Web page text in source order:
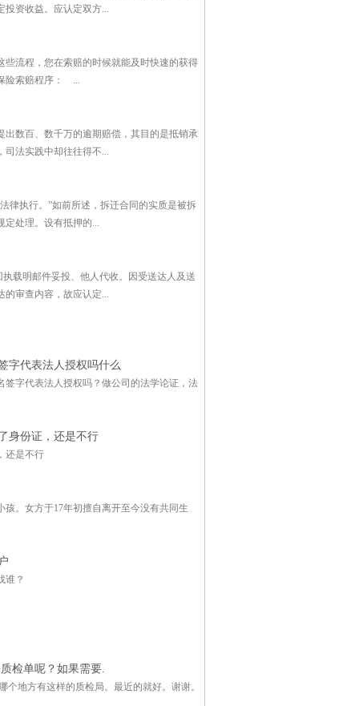
投资收益。应认定双方...
流程，您在索赔的时候就能及时快速的获得
险索赔程序： ...
数百、数千万的逾期赔偿，其目的是抵销承
司法实践中却往往得不...
律执行。”如前所述，拆迁合同的实质是被拆
定处理。设有抵押的...
载明邮件妥投、他人代收。因受送达人及送
的审查内容，故应认定...
字代表法人授权吗什么
字代表法人授权吗？做公司的法学论证，法
身份证，还是不行
还是不行
。女方于17年初擅自离开至今没有共同生
谁？
检单呢？如果需要.
地方有这样的质检局。最近的就好。谢谢。